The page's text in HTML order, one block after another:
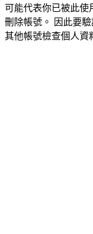
可能代表你已被此使
刪除帳號。 因此要
其他帳號檢查個人資